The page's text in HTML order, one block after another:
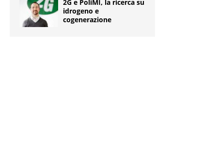
2G e PoliMI, la ricerca su
idrogeno e
cogenerazione